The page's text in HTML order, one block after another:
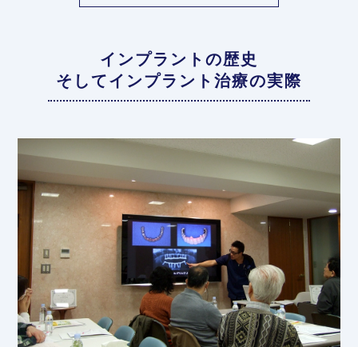
インプラントの歴史
そしてインプラント治療の実際